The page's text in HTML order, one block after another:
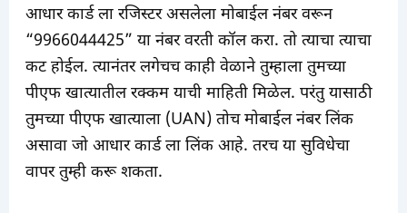
आधार कार्ड ला रजिस्टर असलेला मोबाईल नंबर वरून
“9966044425” या नंबर वरती कॉल करा. तो त्याचा त्याचा
कट होईल. त्यानंतर लगेचच काही वेळाने तुम्हाला तुमच्या
पीएफ खात्यातील रक्कम याची माहिती मिळेल. परंतु यासाठी
तुमच्या पीएफ खात्याला (UAN) तोच मोबाईल नंबर लिंक
असावा जो आधार कार्ड ला लिंक आहे. तरच या सुविधेचा
वापर तुम्ही करू शकता.